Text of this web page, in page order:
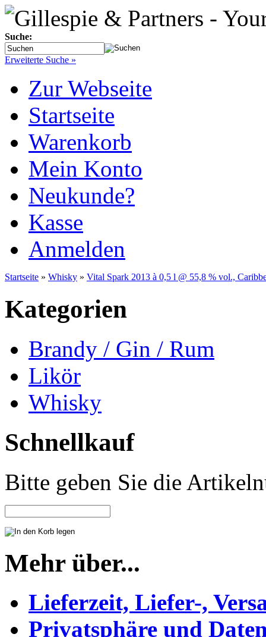
Suche:
Erweiterte Suche »
Zur Webseite
Startseite
Warenkorb
Mein Konto
Neukunde?
Kasse
Anmelden
Startseite » Whisky » Vital Spark 2013 à 0,5 l @ 55,8 % vol.,
Kategorien
Brandy / Gin / Rum
Likör
Whisky
Schnellkauf
Bitte geben Sie die
Mehr über...
Lieferzeit, Liefer-,
Privatsphäre und